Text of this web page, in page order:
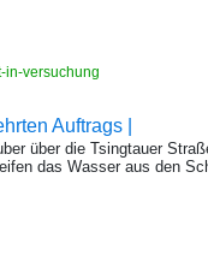
in-versuchung
Auftrags |
über die Tsingtauer
das Wasser aus den